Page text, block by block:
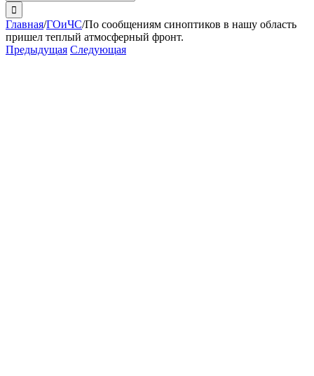
поиска:
Главная/ГОиЧС/По сообщениям синоптиков в нашу область
пришел теплый атмосферный фронт.
Предыдущая Следующая